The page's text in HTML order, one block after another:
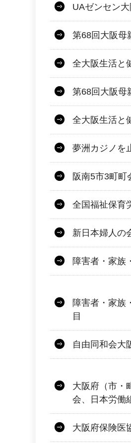
UAゼンセン
第68回大阪
全大阪生活と
第68回大阪母
全大阪生活と
夢洲カジノを
阪南5市3町
全国福祉保育
新日本婦人
障害者・家
障害者・家族
目
自由同和会
大阪府（市・
会、日本労働
大阪府保険